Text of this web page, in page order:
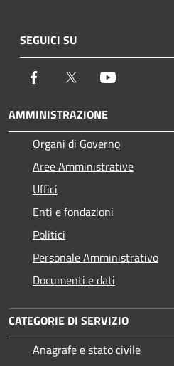
SEGUICI SU
Facebook Twitter
AMMINISTRAZIONE
Organi di Governo
Aree Amministrative
Uffici
Enti e fondazioni
Politici
Personale Amministrativo
Documenti e dati
CATEGORIE DI SERVIZIO
Anagrafe e stato civile